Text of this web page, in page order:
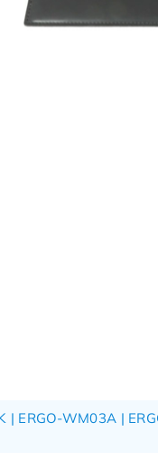
| ERGO-WM03A |